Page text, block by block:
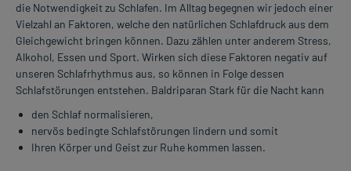
die Notwendigkeit zu Schlafen. Im Alltag begegnen wir jedoch einer
Vielzahl an Faktoren, welche den natürlichen Schlafdruck aus dem
Gleichgewicht bringen können. Dazu zählen unter anderem Stress,
Alkohol, Essen und Sport. Wirken sich diese Faktoren negativ auf
unseren Schlafrhythmus aus, so können in Folge dessen
Schlafstörungen entstehen. Baldriparan Stark für die Nacht kann
den Schlaf normalisieren,
nervös bedingte Schlafstörungen lindern und somit
Ihren Körper und Geist zur Ruhe kommen lassen.